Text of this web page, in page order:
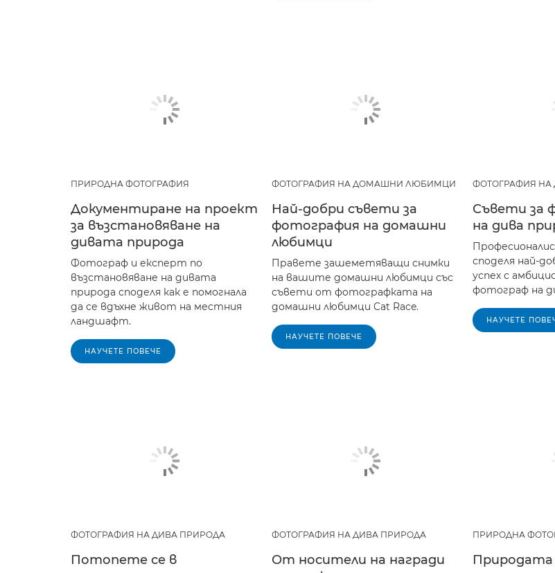
ПРИРОДНА ФОТОГРАФИЯ
Документиране на проект
за възстановяване на
дивата природа
Фотограф и експерт по
възстановяване на дивата
природа споделя как е помогнала
да се вдъхне живот на местния
ландшафт.
НАУЧЕТЕ ПОВЕЧЕ
ФОТОГРАФИЯ НА ДОМАШНИ ЛЮБИМЦИ
Най-добри съвети за
фотография на домашни
любимци
Правете зашеметяващи снимки
на вашите домашни любимци със
съвети от фотографката на
домашни любимци Cat Race.
НАУЧЕТЕ ПОВЕЧЕ
ФОТОГРАФИЯ НА
Съвети за
на дива
споделя най-
успех с
фотограф на
НАУЧЕТЕ
ФОТОГРАФИЯ НА ДИВА ПРИРОДА
Потопете се в
ФОТОГРАФИЯ НА ДИВА ПРИРОДА
От носители на награди
ПРИРОДНА
Природата